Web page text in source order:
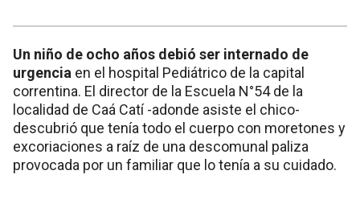
Un niño de ocho años debió ser internado de
urgencia en el hospital Pediátrico de la capital
correntina. El director de la Escuela N°54 de la
localidad de Caá Catí -adonde asiste el chico-
descubrió que tenía todo el cuerpo con moretones y
excoriaciones a raíz de una descomunal paliza
provocada por un familiar que lo tenía a su cuidado.